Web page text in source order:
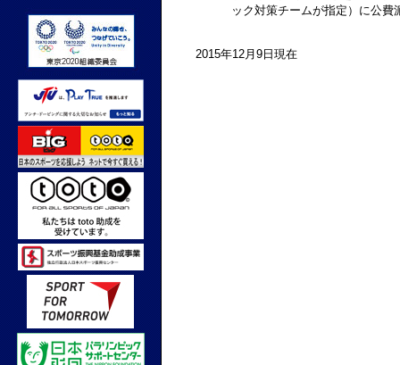
ック対策チームが指定）に公費
2015年12月9日現在